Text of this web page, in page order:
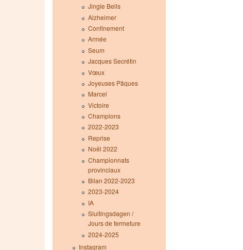
Jingle Bells
Alzheimer
Confinement
Armée
Seum
Jacques Secrétin
Vœux
Joyeuses Pâques
Marcel
Victoire
Champions
2022-2023
Reprise
Noël 2022
Championnats
provinciaux
Bilan 2022-2023
2023-2024
IA
Sluitingsdagen /
Jours de fermeture
2024-2025
Instagram